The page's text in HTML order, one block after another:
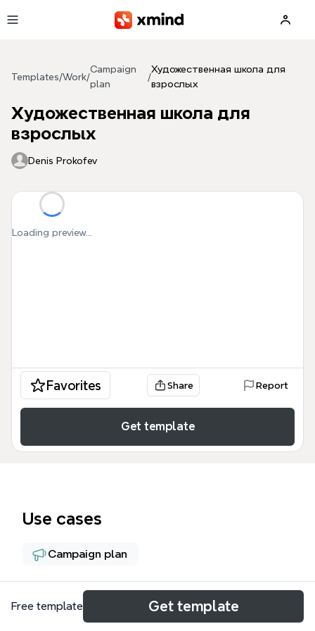
Templates/Work/
Campaign
plan
/
Художественная школа для
взрослых
Художественная школа для
взрослых
Denis Prokofev
Loading preview...
Favorites Share Report
Get template
Use cases
Campaign plan
About
Free template Get template